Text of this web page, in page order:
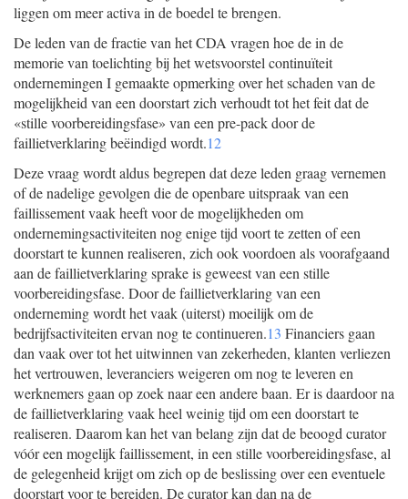
liggen om meer activa in de boedel te brengen.
De leden van de fractie van het CDA vragen hoe de in de
memorie van toelichting bij het wetsvoorstel continuïteit
ondernemingen I gemaakte opmerking over het schaden van de
mogelijkheid van een doorstart zich verhoudt tot het feit dat de
«stille voorbereidingsfase» van een pre-pack door de
faillietverklaring beëindigd wordt.12
Deze vraag wordt aldus begrepen dat deze leden graag vernemen
of de nadelige gevolgen die de openbare uitspraak van een
faillissement vaak heeft voor de mogelijkheden om
ondernemingsactiviteiten nog enige tijd voort te zetten of een
doorstart te kunnen realiseren, zich ook voordoen als voorafgaand
aan de faillietverklaring sprake is geweest van een stille
voorbereidingsfase. Door de faillietverklaring van een
onderneming wordt het vaak (uiterst) moeilijk om de
bedrijfsactiviteiten ervan nog te continueren.13 Financiers gaan
dan vaak over tot het uitwinnen van zekerheden, klanten verliezen
het vertrouwen, leveranciers weigeren om nog te leveren en
werknemers gaan op zoek naar een andere baan. Er is daardoor na
de faillietverklaring vaak heel weinig tijd om een doorstart te
realiseren. Daarom kan het van belang zijn dat de beoogd curator
vóór een mogelijk faillissement, in een stille voorbereidingsfase, al
de gelegenheid krijgt om zich op de beslissing over een eventuele
doorstart voor te bereiden. De curator kan dan na de